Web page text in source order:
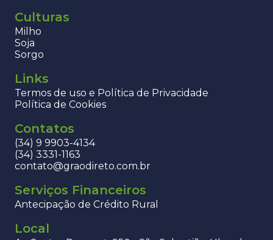
Culturas
Milho
Soja
Sorgo
Links
Termos de uso e Política de Privacidade
Política de Cookies
Contatos
(34) 9 9903-4134
(34) 3331-1163
contato@graodireto.com.br
Serviços Financeiros
Antecipação de Crédito Rural
Local